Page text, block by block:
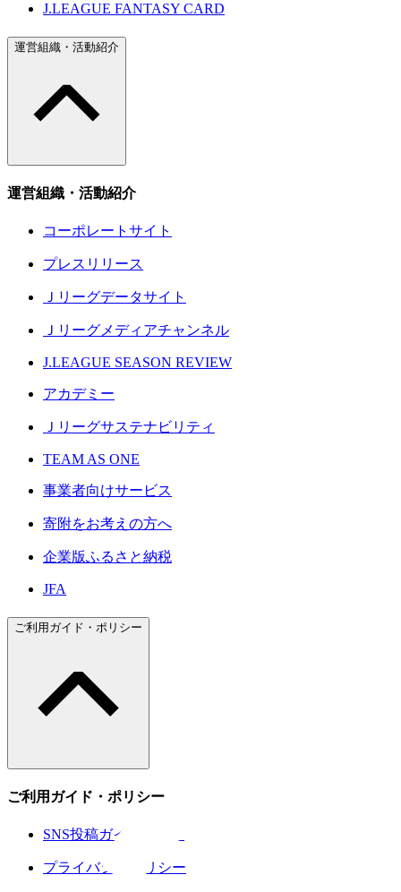
J.LEAGUE FANTASY CARD
運営組織・活動紹介
運営組織・活動紹介
コーポレートサイト
プレスリリース
Ｊリーグデータサイト
Ｊリーグメディアチャンネル
J.LEAGUE SEASON REVIEW
アカデミー
Ｊリーグサステナビリティ
TEAM AS ONE
事業者向けサービス
寄附をお考えの方へ
企業版ふるさと納税
JFA
ご利用ガイド・ポリシー
ご利用ガイド・ポリシー
SNS投稿ガイドライン
プライバシーポリシー